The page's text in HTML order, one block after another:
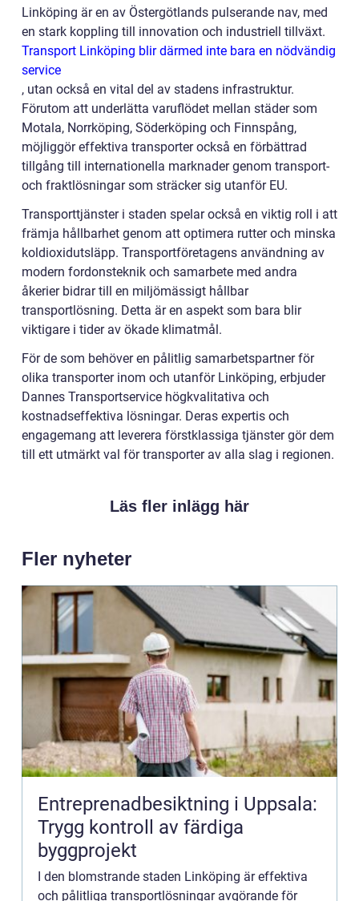
Linköping är en av Östergötlands pulserande nav, med
en stark koppling till innovation och industriell tillväxt.
Transport Linköping blir därmed inte bara en nödvändig
service
, utan också en vital del av stadens infrastruktur.
Förutom att underlätta varuflödet mellan städer som
Motala, Norrköping, Söderköping och Finnspång,
möjliggör effektiva transporter också en förbättrad
tillgång till internationella marknader genom transport-
och fraktlösningar som sträcker sig utanför EU.
Transporttjänster i staden spelar också en viktig roll i att
främja hållbarhet genom att optimera rutter och minska
koldioxidutsläpp. Transportföretagens användning av
modern fordonsteknik och samarbete med andra
åkerier bidrar till en miljömässigt hållbar
transportlösning. Detta är en aspekt som bara blir
viktigare i tider av ökade klimatmål.
För de som behöver en pålitlig samarbetspartner för
olika transporter inom och utanför Linköping, erbjuder
Dannes Transportservice högkvalitativa och
kostnadseffektiva lösningar. Deras expertis och
engagemang att leverera förstklassiga tjänster gör dem
till ett utmärkt val för transporter av alla slag i regionen.
Läs fler inlägg här
Fler nyheter
Entreprenadbesiktning i Uppsala:
Trygg kontroll av färdiga
byggprojekt
I den blomstrande staden Linköping är effektiva
och pålitliga transportlösningar avgörande för